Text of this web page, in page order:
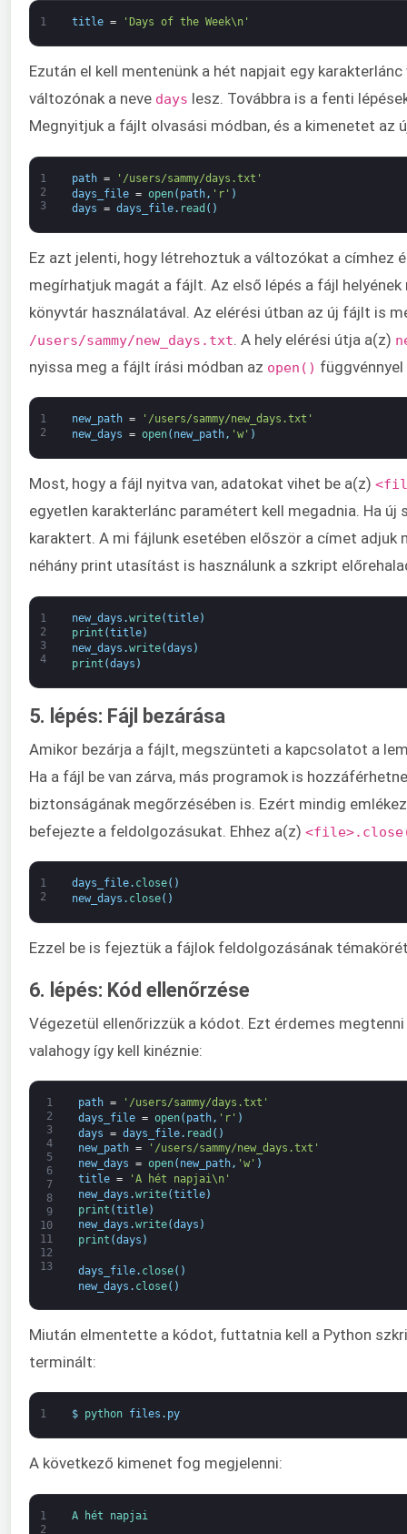
1 title = 'Days of the Week\n'
Ezután el kell mentenünk a hét napjait egy
változónak a neve days lesz. Továbbra is a fenti
Megnyitjuk a fájlt olvasási módban, és a kimenetet az
1
2
3
path =
'/users/sammy/days.txt'
days_file = open( path, 'r' )
days = days_file. read ( )
Ez azt jelenti, hogy létrehoztuk a változókat a címhez
megírhatjuk magát a fájlt. Az első lépés a fájl
könyvtár használatával. Az elérési útban az új fájlt is
/users/sammy/new_days.txt . A hely elérési útja a(z)
nyissa meg a fájlt írási módban az open() függvénnyel
1
2
new_path =
'/users/sammy/new_days.txt'
new_days = open( new_path, 'w' )
Most, hogy a fájl nyitva van, adatokat vihet be a(z)
egyetlen karakterlánc paramétert kell megadnia. Ha új
karaktert. A mi fájlunk esetében először a címet adjuk
néhány print utasítást is használunk a szkript
1
2
3
4
new_days .write(title)
print (title)
new_days .write(days )
print (days )
5. lépés: Fájl bezárása
Amikor bezárja a fájlt, megszünteti a kapcsolatot a
Ha a fájl be van zárva, más programok is
biztonságának megőrzésében is. Ezért mindig
befejezte a feldolgozásukat. Ehhez a(z)
1
2
days_file. close( )
new_days . close( )
Ezzel be is fejeztük a fájlok feldolgozásának
6. lépés: Kód ellenőrzése
Végezetül ellenőrizzük a kódot. Ezt érdemes
valahogy így kell kinéznie:
1
2
3
4
5
6
7
8
9
10
11
12
13
path =
'/users/sammy/days.txt'
days_file = open( path, 'r' )
days = days_file. read ( )
new_path =
'/users/sammy/new_days.txt'
new_days = open( new_path, 'w' )
title =
'A hét napjai\n'
new_days .write(title)
print (title)
new_days .write(days )
print (days )
days_file. close( )
new_days . close( )
Miután elmentette a kódot, futtatnia kell a Python
terminált:
1 $ python files . py
A következő kimenet fog megjelenni:
1
2
A hét napjai